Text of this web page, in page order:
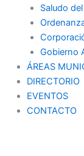
Saludo
Gobierno
ÁREAS
DIRECTORIO
EVENTOS
CONTACTO